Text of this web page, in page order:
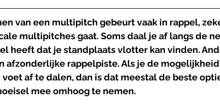
van een multipitch gebeurt vaak in rappel,
multipitches gaat. Soms daal je af langs de
heeft dat je standplaats vlotter kan vinden.
afzonderlijke rappelpiste. Als je de
af te dalen, dan is dat meestal de beste
mee omhoog te nemen.